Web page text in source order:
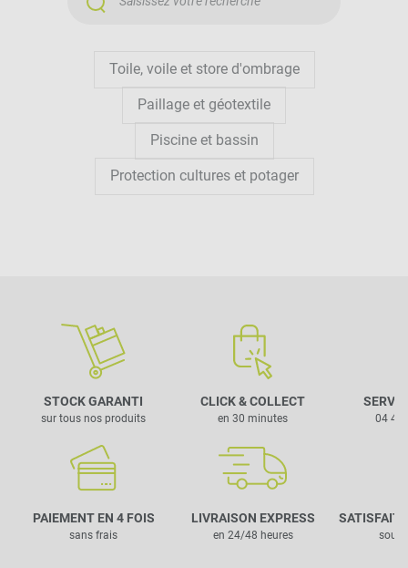
Toile, voile et store d'ombrage
Paillage et géotextile
Piscine et bassin
Protection cultures et potager
STOCK GARANTI
sur tous nos produits
CLICK & COLLECT
en 30 minutes
PAIEMENT EN 4 FOIS
sans frais
LIVRAISON EXPRESS
en 24/48 heures
04 42
SATISFAIT
sous